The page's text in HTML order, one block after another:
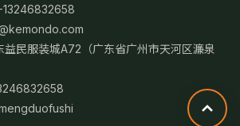
益民服装城A72（广东省广州市天河区濂泉